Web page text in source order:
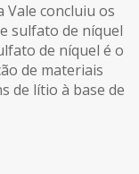
concluiu os
sulfato de níquel
de níquel é o
de materiais
de lítio à base de